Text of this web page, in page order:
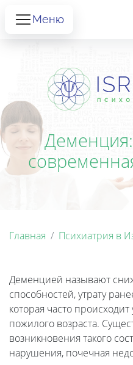
Меню
Главная Психиатрия в
Деменцией называют
способностей, утрату
которая часто
пожилого возраста.
возникновения такого
нарушения, почечная